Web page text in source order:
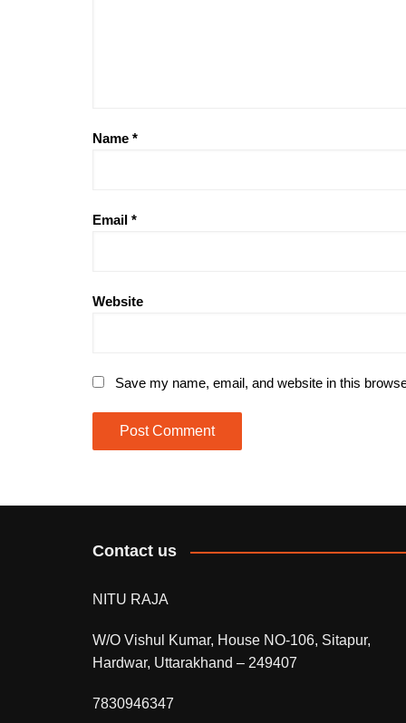
Name *
Email *
Website
Save my name, email, and website in this
Contact us
NITU RAJA
W/O Vishul Kumar, House NO-106, Sitapur,
Hardwar, Uttarakhand – 249407
7830946347